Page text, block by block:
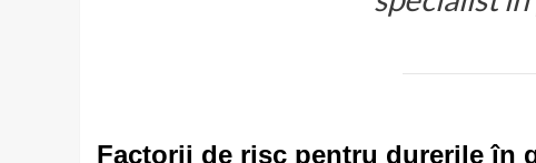
Factorii de risc pentru durerile în